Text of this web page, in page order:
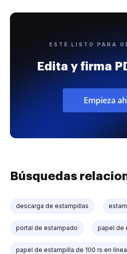
ESTÉ LISTO PARA
Edita y firma
Empieza
Búsquedas
descarga de estampillas
portal de estampado papel de
papel de estampilla de 100 rs en línea